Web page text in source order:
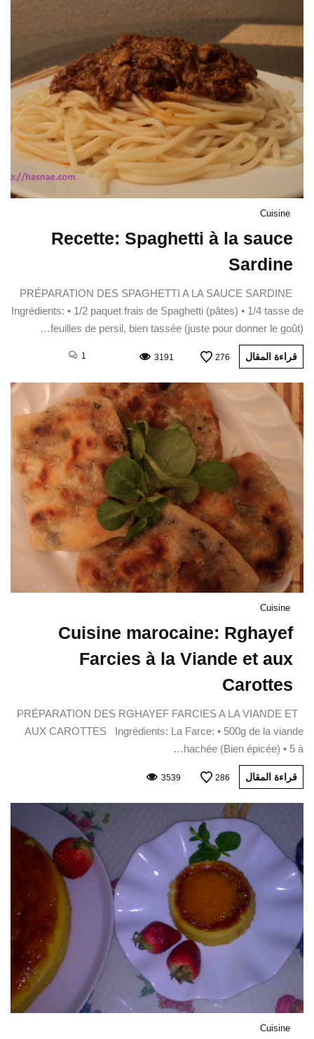
Cuisine
Recette: Spaghetti à la sauce
Sardine
PRÉPARATION DES SPAGHETTI A LA SAUCE SARDINE
Ingrédients: • 1/2 paquet frais de Spaghetti (pâtes) • 1/4 tasse de
feuilles de persil, bien tassée (juste pour donner le goût)…
قراءة المقال 276
3191
1
Cuisine
Cuisine marocaine: Rghayef
Farcies à la Viande et aux
Carottes
PRÉPARATION DES RGHAYEF FARCIES A LA VIANDE ET
AUX CAROTTES Ingrédients: La Farce: • 500g de la viande
hachée (Bien épicée) • 5 à…
قراءة المقال 286
3539
Cuisine